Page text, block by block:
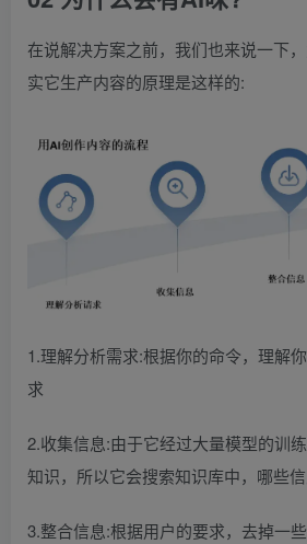
在说解决方案之前，我们也来说一下
实它生产内容的原理是这样的:
1.理解分析需求:根据你的命令，理解
求
2.收集信息:由于它经过大量模型的训
知识，所以它会搜索知识库中，哪些
3.整合信息:根据用户的要求，去掉一